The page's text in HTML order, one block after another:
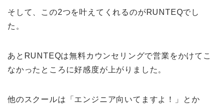
そして、この2つを叶えてくれるのがRUNTEQでし
た。
あとRUNTEQは無料カウンセリングで営業をかけてこ
なかったところに好感度が上がりました。
他のスクールは「エンジニア向いてますよ！」とか